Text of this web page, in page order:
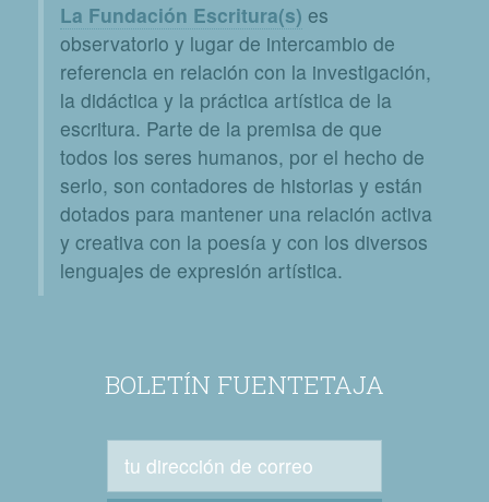
La Fundación Escritura(s) es
observatorio y lugar de intercambio de
referencia en relación con la investigación,
la didáctica y la práctica artística de la
escritura. Parte de la premisa de que
todos los seres humanos, por el hecho de
serlo, son contadores de historias y están
dotados para mantener una relación activa
y creativa con la poesía y con los diversos
lenguajes de expresión artística.
BOLETÍN FUENTETAJA